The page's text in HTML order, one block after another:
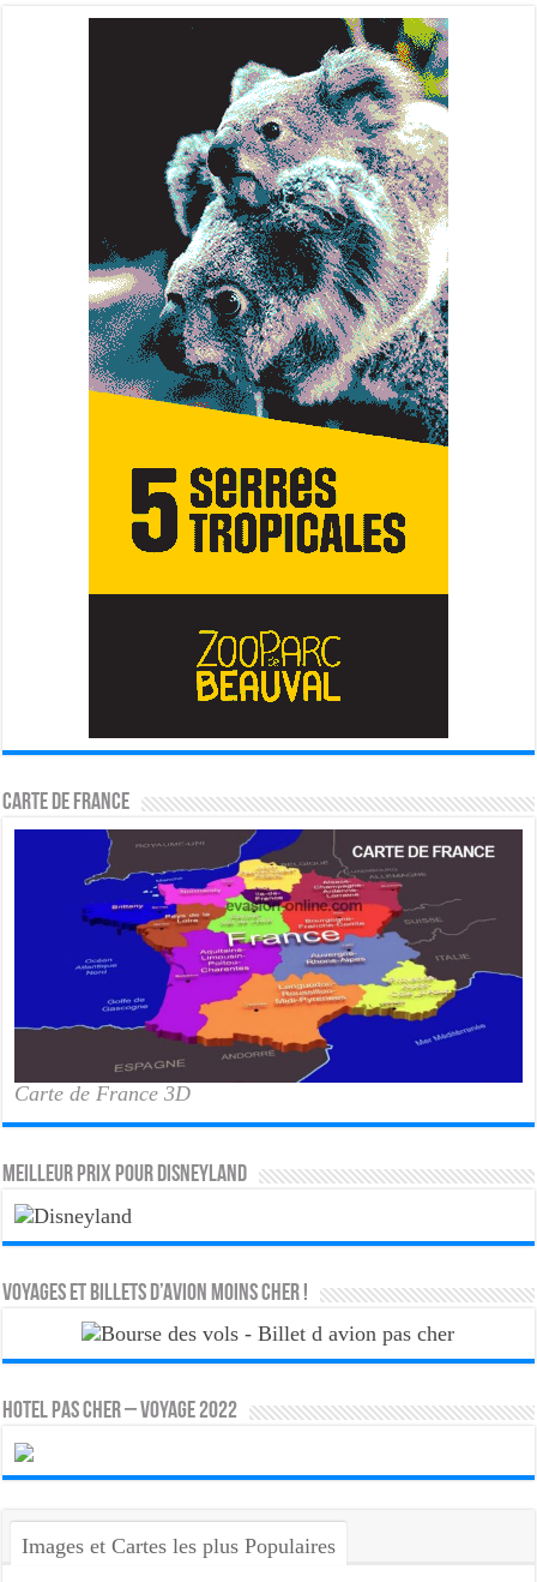
Carte de France
Carte de France 3D
MEILLEUR PRIX POUR DISNEYLAND
Voyages et Billets d’Avion moins cher !
HOTEL PAS CHER – VOYAGE 2022
Images et Cartes les plus Populaires